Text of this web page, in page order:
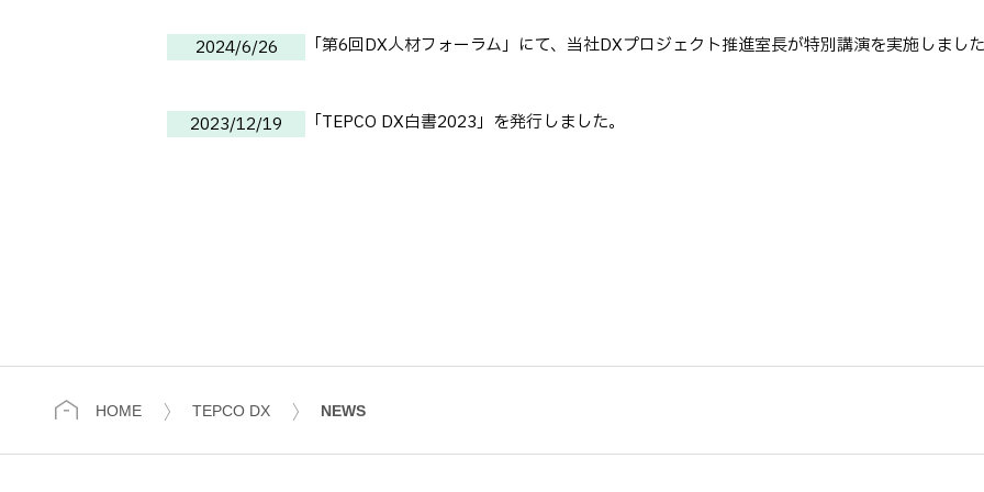
2024/6/26 「第6回DX人材フォーラム」にて、当社DXプロジェクト推進室長が特別講演を実施しまし
2023/12/19 「TEPCO DX白書2023」を発行しました。
HOME TEPCO DX NEWS